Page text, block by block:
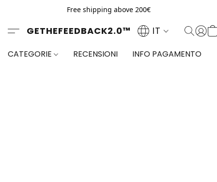
Free shipping above 200€
GETHEFEEDBACK2.0™ IT
CATEGORIE RECENSIONI INFO PAGAMENTO